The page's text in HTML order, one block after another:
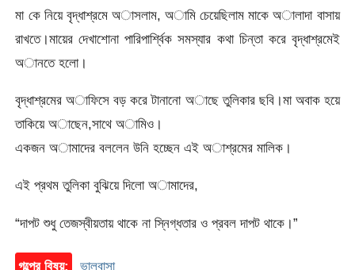
মা কে নিয়ে বৃদ্ধাশ্রমে অাসলাম, অামি চেয়েছিলাম মাকে অালাদা বাসায়
রাখতে।মায়ের দেখাশোনা পারিপার্শ্বিক সমস্যার কথা চিন্তা করে বৃদ্ধাশ্রমেই
অানতে হলো।
বৃদ্ধাশ্রমের অাফিসে বড় করে টানানো অাছে তুলিকার ছবি।মা অবাক হয়ে
তাকিয়ে অাছেন,সাথে অামিও।
একজন অামাদের বললেন উনি হচ্ছেন এই অাশ্রমের মালিক।
এই প্রথম তুলিকা বুঝিয়ে দিলো অামাদের,
“দাপট শুধু তেজস্বীয়তায় থাকে না স্নিগ্ধতার ও প্রবল দাপট থাকে।”
গল্পের বিষয়: ভালবাসা